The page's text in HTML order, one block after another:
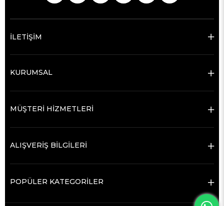
İLETİŞİM
KURUMSAL
MÜŞTERİ HİZMETLERİ
ALIŞVERİŞ BİLGİLERİ
POPÜLER KATEGORİLER